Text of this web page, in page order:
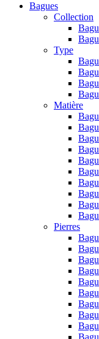
Bagues
Collection
Type
Matière
Pierres